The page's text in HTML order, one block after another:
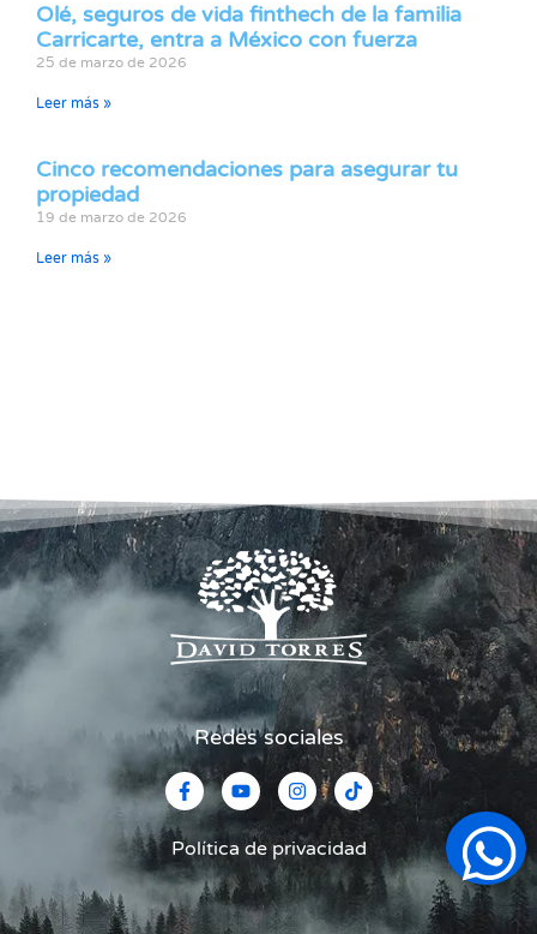
Olé, seguros de vida finthech de la familia
Carricarte, entra a México con fuerza
25 de marzo de 2026
Leer más »
Cinco recomendaciones para asegurar tu
propiedad
19 de marzo de 2026
Leer más »
Redes sociales
Política de privacidad